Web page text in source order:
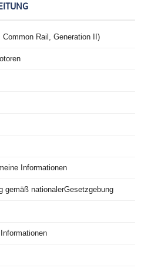
Rail, Generation II)
Informationen
gemäß nationalerGesetzgebung